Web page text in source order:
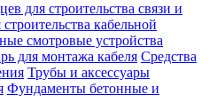
для строительства связи и
кабельной
смотровые устройства
для монтажа кабеля Средства
Трубы и аксессуары
Фундаменты бетонные и